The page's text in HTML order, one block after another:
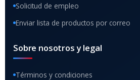
Solicitud de empleo
Enviar lista de productos por correo
Sobre nosotros y legal
Términos y condiciones